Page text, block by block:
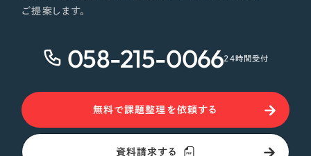
ご提案します。
058-215-006624時間受付
無料で課題整理を依頼する
資料請求する